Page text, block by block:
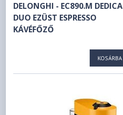
DELONGHI - EC890.M DEDICA
DUO EZÜST ESPRESSO
KÁVÉFŐZŐ
KOSÁRBA